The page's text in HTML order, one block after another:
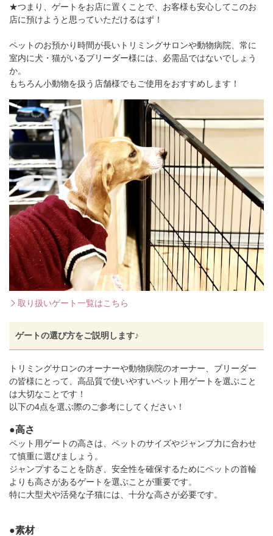
★つまり、ゲートをお店に置くことで、お客様も安心してこのお
店に預けようと思っていただけるはず！
ペットのお預かり時間が長いトリミングサロンや動物病院、常に
室内に犬・猫がいるブリーダー様には、必需品ではないでしょう
か。
もちろん小動物を扱う店舗様でもご使用をおすすめします！
取り扱いゲート一覧はこちら
ゲートの選び方をご説明します♪
トリミングサロンのオーナーや動物病院のオーナー、ブリーダー
の皆様にとって、高品質で使いやすいペット用ゲートを選ぶこと
は大切なことです！
以下の4点を選ぶ際のご参考にしてください！
●高さ
ペット用ゲートの高さは、ペットのサイズやジャンプ力に合わせ
て慎重に選びましょう。
ジャンプすることを防ぎ、安全性を確保するためにペットの首輪
よりも高さがあるゲートを選ぶことが重要です。
特に大型犬や活発な子猫には、十分な高さが必要です。
●素材